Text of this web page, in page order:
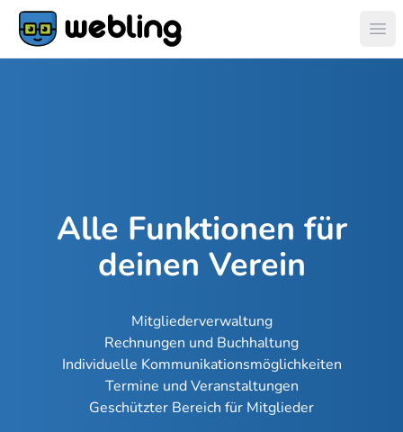
Alle Funktionen für
deinen Verein
Mitgliederverwaltung
Rechnungen und Buchhaltung
Individuelle Kommunikationsmöglichkeiten
Termine und Veranstaltungen
Geschützter Bereich für Mitglieder